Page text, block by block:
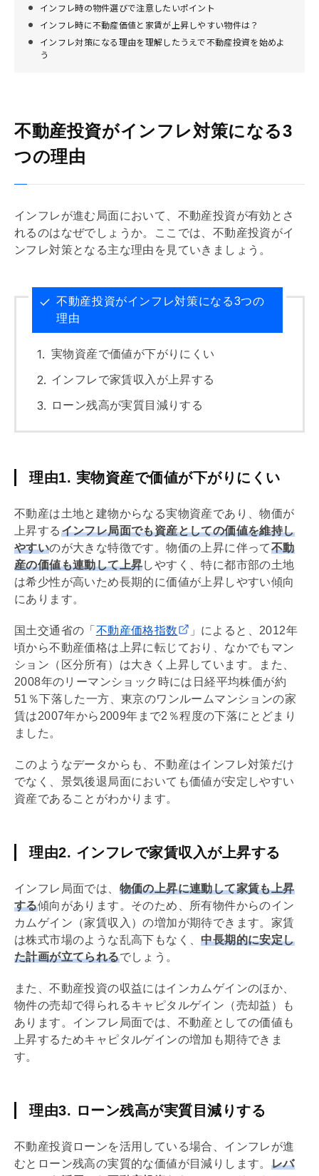
インフレ時の物件選びで注意したいポイント
インフレ時に不動産価値と家賃が上昇しやすい物件は？
インフレ対策になる理由を理解したうえで不動産投資を始めよ
う
不動産投資がインフレ対策になる3
つの理由
インフレが進む局面において、不動産投資が有効とさ
れるのはなぜでしょうか。ここでは、不動産投資がイ
ンフレ対策となる主な理由を見ていきましょう。
不動産投資がインフレ対策になる3つの
理由
実物資産で価値が下がりにくい
インフレで家賃収入が上昇する
ローン残高が実質目減りする
理由1. 実物資産で価値が下がりにくい
不動産は土地と建物からなる実物資産であり、物価が
上昇するインフレ局面でも資産としての価値を維持し
やすいのが大きな特徴です。物価の上昇に伴って不動
産の価値も連動して上昇しやすく、特に都市部の土地
は希少性が高いため長期的に価値が上昇しやすい傾向
にあります。
国土交通省の「 不動産価格指数
」によると、2012年
頃から不動産価格は上昇に転じており、なかでもマン
ション（区分所有）は大きく上昇しています。また、
2008年のリーマンショック時には日経平均株価が約
51％下落した一方、東京のワンルームマンションの家
賃は2007年から2009年まで2％程度の下落にとどまり
ました。
このようなデータからも、不動産はインフレ対策だけ
でなく、景気後退局面においても価値が安定しやすい
資産であることがわかります。
理由2. インフレで家賃収入が上昇する
インフレ局面では、 物価の上昇に連動して家賃も上昇
する傾向があります。そのため、所有物件からのイン
カムゲイン （家賃収入）の増加が期待できます。家賃
は株式市場のような乱高下もなく、中長期的に安定し
た計画が立てられるでしょう。
また、不動産投資の収益にはインカムゲインのほか、
物件の売却で得られるキャピタルゲイン （売却益）も
あります。インフレ局面では、不動産としての価値も
上昇するためキャピタルゲインの増加も期待できま
す。
理由3. ローン残高が実質目減りする
不動産投資ローンを活用している場合、インフレが進
むとローン残高の実質的な価値が目減りします。 レバ